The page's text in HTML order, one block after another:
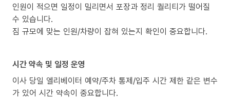
인원이 적으면 일정이 밀리면서 포장과 정리 퀄리티가 떨어질
수 있습니다.
짐 규모에 맞는 인원/차량이 잡혀 있는지 확인이 중요합니다.
시간 약속 및 일정 운영
이사 당일 엘리베이터 예약/주차 통제/입주 시간 제한 같은 변수
가 있어 시간 약속이 중요합니다.